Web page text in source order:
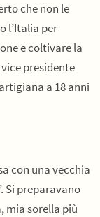
che non le
l’Italia per
e coltivare la
presidente
a 18 anni
con una vecchia
Si preparavano
mia sorella più